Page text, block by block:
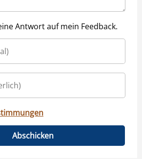
Antwort auf mein Feedback.
Abschicken